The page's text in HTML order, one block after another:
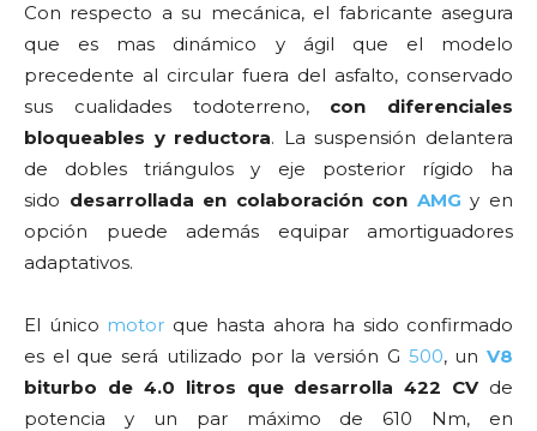
Con respecto a su mecánica, el fabricante asegura
que es mas dinámico y ágil que el modelo
precedente al circular fuera del asfalto, conservado
sus cualidades todoterreno, con diferenciales
bloqueables y reductora. La suspensión delantera
de dobles triángulos y eje posterior rígido ha
sido desarrollada en colaboración con AMG y en
opción puede además equipar amortiguadores
adaptativos.
El único motor que hasta ahora ha sido confirmado
es el que será utilizado por la versión G 500, unV8
biturbo de 4.0 litros que desarrolla 422 CVde
potencia y un par máximo de 610 Nm, en